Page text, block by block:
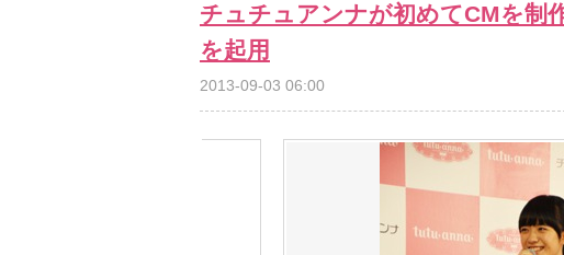
チュチュアンナが初めてCMを
を起用
2013-09-03 06:00